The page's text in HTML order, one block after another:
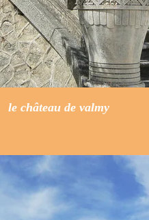
le château de valmy